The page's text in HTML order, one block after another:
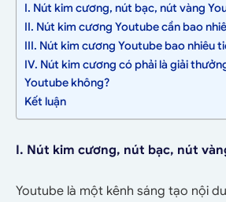
I. Nút kim cương, nút bạc, nút vàng
II. Nút kim cương Youtube cần bao
III. Nút kim cương Youtube bao nhiêu
IV. Nút kim cương có phải là giải
Youtube không?
Kết luận
I. Nút kim cương, nút bạc, nút
Youtube là một kênh sáng tạo nội